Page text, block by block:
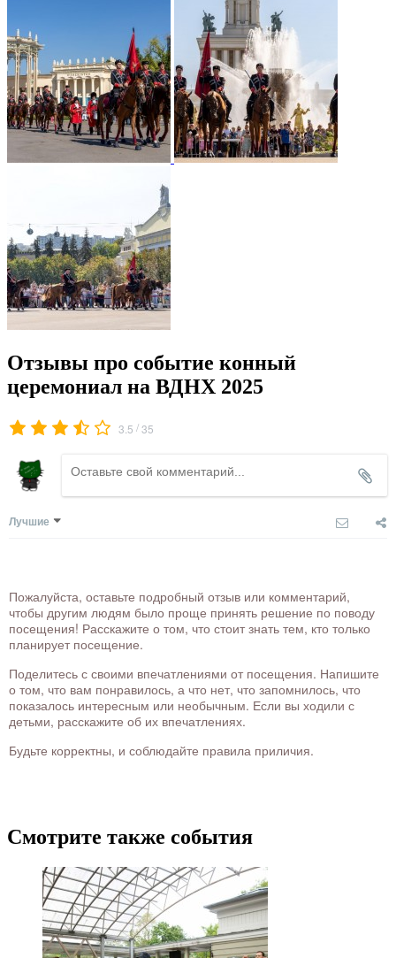
Отзывы про событие конный
церемониал на ВДНХ 2025
3.5 /35
Лучшие
Пожалуйста, оставьте подробный отзыв или комментарий,
чтобы другим людям было проще принять решение по поводу
посещения! Расскажите о том, что стоит знать тем, кто только
планирует посещение.
Поделитесь с своими впечатлениями от посещения. Напишите
о том, что вам понравилось, а что нет, что запомнилось, что
показалось интересным или необычным. Если вы ходили с
детьми, расскажите об их впечатлениях.
Будьте корректны, и соблюдайте правила приличия.
Смотрите также события